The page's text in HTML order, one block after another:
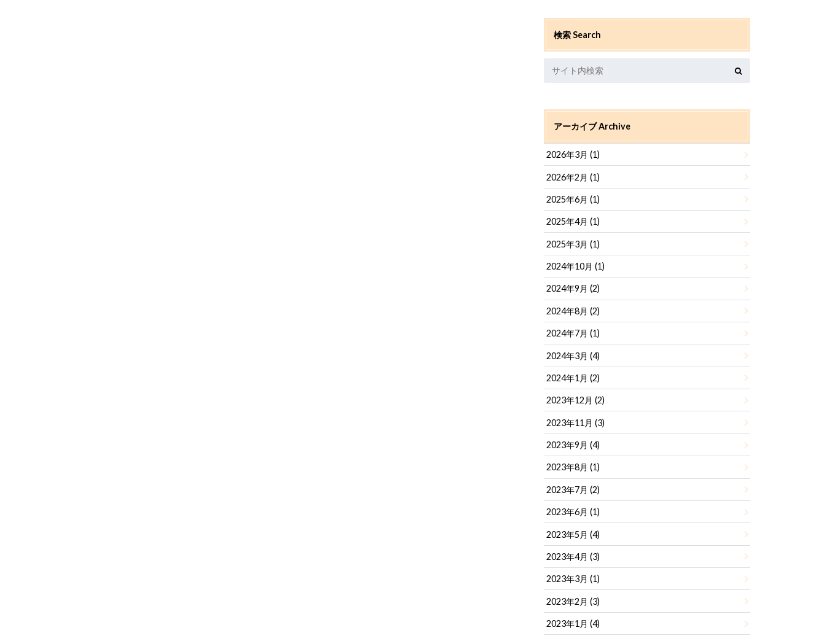
検索 Search
アーカイブ Archive
2026年3月 (1)
2026年2月 (1)
2025年6月 (1)
2025年4月 (1)
2025年3月 (1)
2024年10月 (1)
2024年9月 (2)
2024年8月 (2)
2024年7月 (1)
2024年3月 (4)
2024年1月 (2)
2023年12月 (2)
2023年11月 (3)
2023年9月 (4)
2023年8月 (1)
2023年7月 (2)
2023年6月 (1)
2023年5月 (4)
2023年4月 (3)
2023年3月 (1)
2023年2月 (3)
2023年1月 (4)